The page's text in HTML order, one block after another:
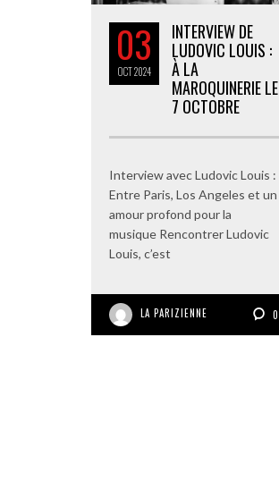
03
OCT2024
INTERVIEW DE
LUDOVIC LOUIS :
À LA
MAROQUINERIE LE
7 OCTOBRE
Interview avec Ludovic Louis :
Entre Paris, Los Angeles et un
amour profond pour la
musique Rencontrer Ludovic
Louis, c’est
LA PARIZIENNE 0